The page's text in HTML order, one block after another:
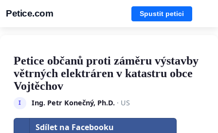
Petice.com Spustit petici
Petice občanů proti záměru výstavby
větrných elektráren v katastru obce
Vojtěchov
I Ing. Petr Konečný, Ph.D.· US
Sdílet na Facebooku